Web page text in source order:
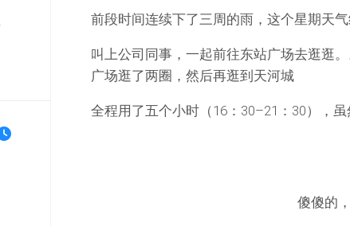
前段时间连续下了三周的雨，这个星期天气
叫上公司同事，一起前往东站广场去逛逛
广场逛了两圈，然后再逛到天河城
全程用了五个小时（16：30–21：30），
傻傻的